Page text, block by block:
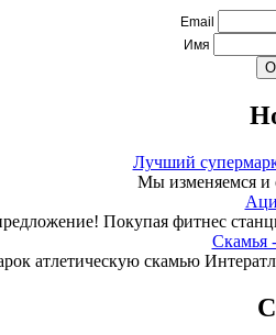
Email
Имя
Лучший
Мы изменяемся и
Покупая фитнес
атлетическую скамью